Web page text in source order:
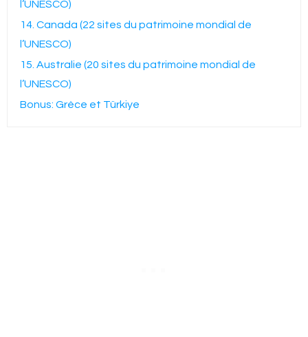
l’UNESCO)
14. Canada (22 sites du patrimoine mondial de
l’UNESCO)
15. Australie (20 sites du patrimoine mondial de
l’UNESCO)
Bonus: Grèce et Türkiye